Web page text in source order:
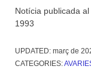
Notícia publicada
1993
UPDATED: març de
CATEGORIES: